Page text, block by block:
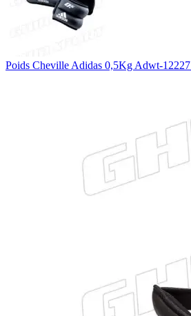
Poids Cheville Adidas 0,5Kg Adwt-12227